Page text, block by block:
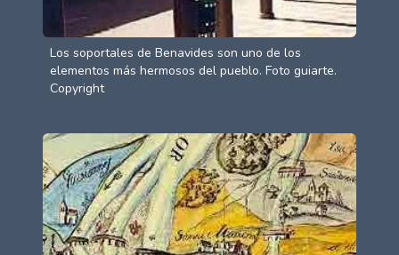
Los soportales de Benavides son uno de los
elementos más hermosos del pueblo. Foto guiarte.
Copyright